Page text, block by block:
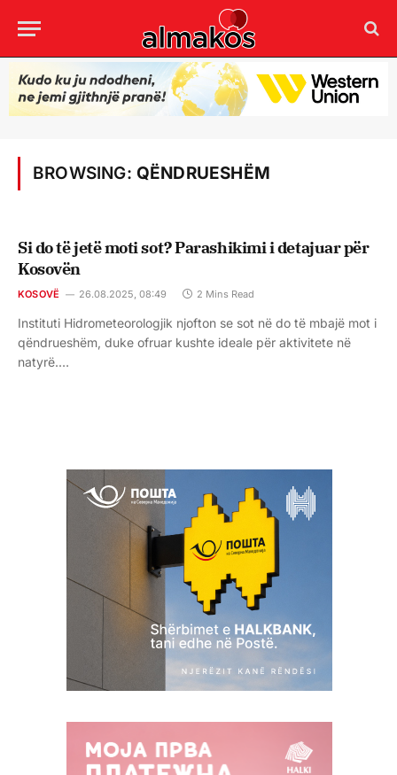
BROWSING: QËNDRUESHËM
Si do të jetë moti sot? Parashikimi i detajuar për
Kosovën
KOSOVË 26.08.2025, 08:49 2 Mins Read
Instituti Hidrometeorologjik njofton se sot në do të mbajë mot i
qëndrueshëm, duke ofruar kushte ideale për aktivitete në
natyrë.…